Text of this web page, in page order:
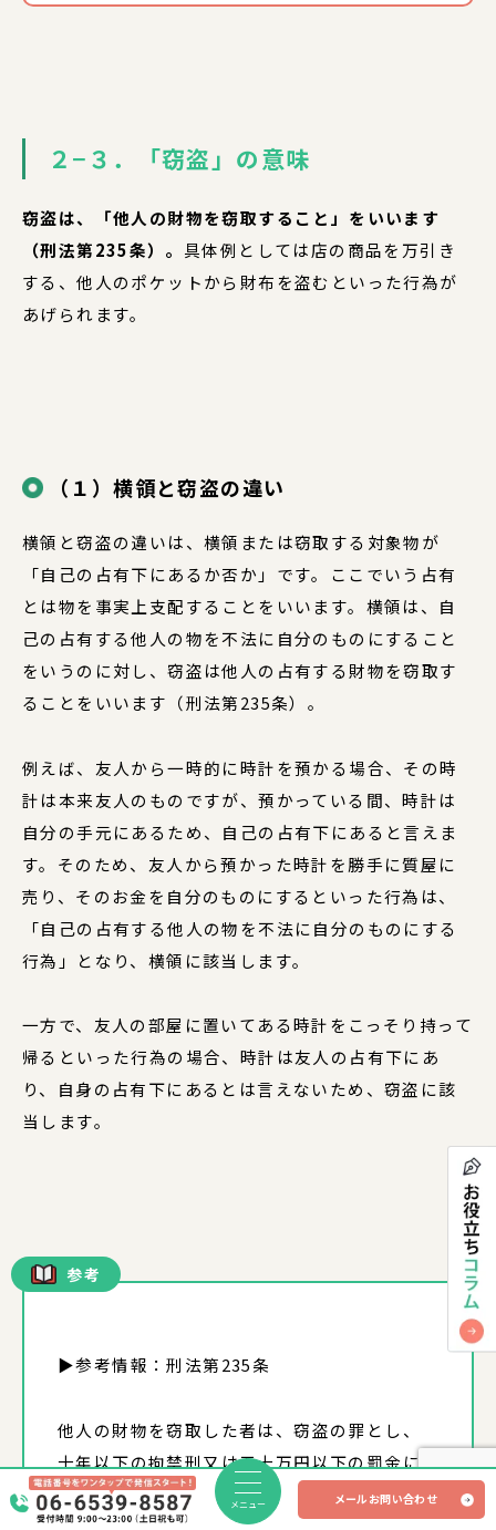
メールお問い合わせ
メニュー
２−３．「窃盗」の意味
窃盗は、「他人の財物を窃取すること」をいいます
（刑法第235条）。 具体例としては店の商品を万引き
する、他人のポケットから財布を盗むといった行為が
あげられます。
（１）横領と窃盗の違い
横領と窃盗の違いは、横領または窃取する対象物が
「自己の占有下にあるか否か」です。ここでいう占有
とは物を事実上支配することをいいます。横領は、自
己の占有する他人の物を不法に自分のものにすること
をいうのに対し、窃盗は他人の占有する財物を窃取す
ることをいいます（刑法第235条）。
例えば、友人から一時的に時計を預かる場合、その時
計は本来友人のものですが、預かっている間、時計は
自分の手元にあるため、自己の占有下にあると言えま
す。そのため、友人から預かった時計を勝手に質屋に
売り、そのお金を自分のものにするといった行為は、
「自己の占有する他人の物を不法に自分のものにする
行為」となり、横領に該当します。
一方で、友人の部屋に置いてある時計をこっそり持って
帰るといった行為の場合、時計は友人の占有下にあ
り、自身の占有下にあるとは言えないため、窃盗に該
当します。
参考
▶参考情報：刑法第235条
他人の財物を窃取した者は、窃盗の罪とし、
十年以下の拘禁刑又は五十万円以下の罰金に
処する。